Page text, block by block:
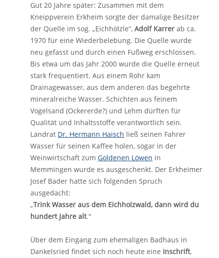
Gut 20 Jahre später: Zusammen mit dem
Kneippverein Erkheim sorgte der damalige Besitzer
der Quelle im sog. „Eichhölzle“, Adolf Karrer ab ca.
1970 für eine Wiederbelebung. Die Quelle wurde
neu gefasst und durch einen Fußweg erschlossen.
Bis etwa um das Jahr 2000 wurde die Quelle erneut
stark frequentiert. Aus einem Rohr kam
Drainagewasser, aus dem anderen das begehrte
mineralreiche Wasser. Schichten aus feinem
Vogelsand (Ockererde?) und Lehm dürften für
Qualität und Inhaltsstoffe verantwortlich sein.
Landrat Dr. Hermann Haisch ließ seinen Fahrer
Wasser für seinen Kaffee holen, sogar in der
Weinwirtschaft zum Goldenen Löwen in
Memmingen wurde es ausgeschenkt. Der Erkheimer
Josef Bader hatte sich folgenden Spruch
ausgedacht:
„Trink Wasser aus dem Eichholzwald, dann wird du
hundert Jahre alt."
Über dem Eingang zum ehemaligen Badhaus in
Dankelsried findet sich noch heute eine Inschrift,